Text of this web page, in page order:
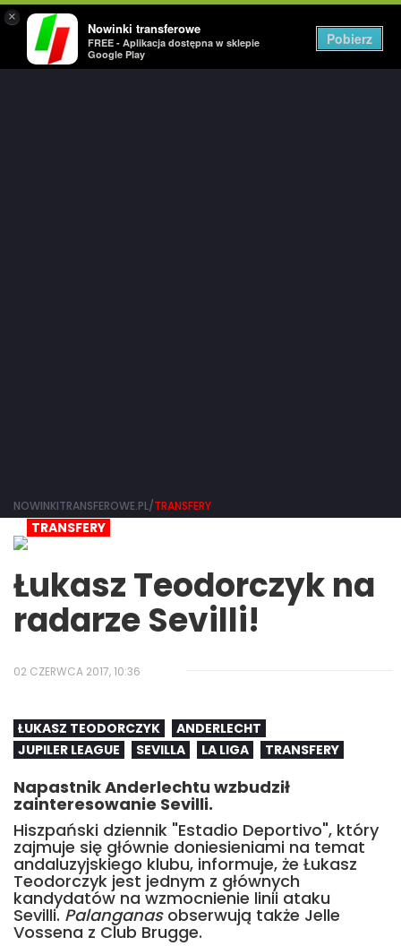
×
Nowinki transferowe
FREE - Aplikacja dostępna w sklepie
Google Play
Pobierz
NOWINKITRANSFEROWE.PL/TRANSFERY
TRANSFERY
Łukasz Teodorczyk na
radarze Sevilli!
02 CZERWCA 2017, 10:36
ŁUKASZ TEODORCZYK
ANDERLECHT
JUPILER LEAGUE
SEVILLA LA LIGA TRANSFERY
Napastnik Anderlechtu wzbudził
zainteresowanie Sevilli.
Hiszpański dziennik "Estadio Deportivo", który
zajmuje się głównie doniesieniami na temat
andaluzyjskiego klubu, informuje, że Łukasz
Teodorczyk jest jednym z głównych
kandydatów na wzmocnienie linii ataku
Sevilli. Palanganasobserwują także Jelle
Vossena z Club Brugge.